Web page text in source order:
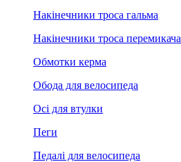
Накінечники троса гальма
Накінечники троса перемикача
Обмотки керма
Обода для велосипеда
Осі для втулки
Пеги
Педалі для велосипеда